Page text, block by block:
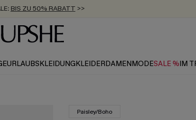
BIS ZU 50% RABATT >>
BIS ZU -20% EXTRA ERHALTEN
VERSAND AB 89 €
URLAUBSKLEIDUNGKLEIDERDAMENMODESALE %IM
Paisley/Boho